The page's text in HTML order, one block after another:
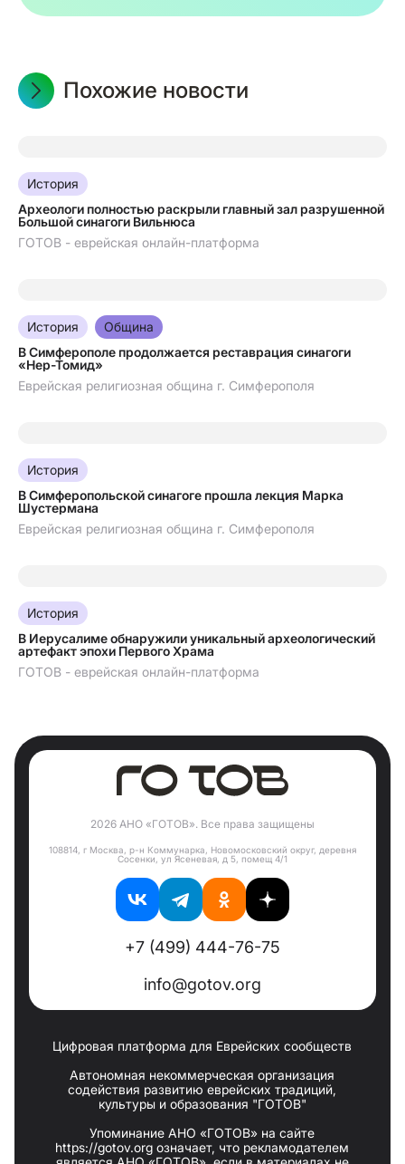
Похожие новости
07.08.2026
История
Археологи полностью раскрыли главный зал разрушенной
Большой синагоги Вильнюса
ГОТОВ - еврейская онлайн-платформа
07.08.2026
История
Община
В Симферополе продолжается реставрация синагоги
«Нер-Томид»
Еврейская религиозная община г. Симферополя
04.08.2026
История
В Симферопольской синагоге прошла лекция Марка
Шустермана
Еврейская религиозная община г. Симферополя
03.08.2026
История
В Иерусалиме обнаружили уникальный археологический
артефакт эпохи Первого Храма
ГОТОВ - еврейская онлайн-платформа
2026 АНО «ГОТОВ». Все права защищены
108814, г Москва, р-н Коммунарка, Новомосковский округ, деревня
Сосенки, ул Ясеневая, д 5, помещ 4/1
+7 (499) 444-76-75
info@gotov.org
Цифровая платформа для Еврейских сообществ
Автономная некоммерческая организация
содействия развитию еврейских традиций,
культуры и образования "ГОТОВ"
Упоминание АНО «ГОТОВ» на сайте
https://gotov.org означает, что рекламодателем